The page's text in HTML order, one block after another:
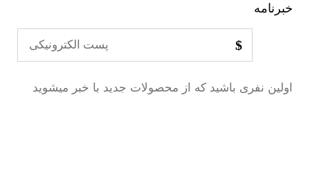
خبرنامه
اولین نفری باشید که از محصولات جدید با خبر میشوید